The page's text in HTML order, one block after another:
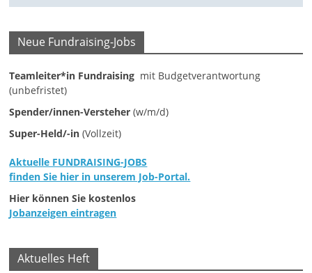
z
i
n
z
i
a
l
Neue Fundraising-Jobs
Teamleiter*in Fundraising mit Budgetverantwortung
(unbefristet)
Spender/innen-Versteher (w/m/d)
Super-Held/-in (Vollzeit)
Aktuelle FUNDRAISING-JOBS
finden Sie hier in unserem Job-Portal.
Hier können Sie kostenlos
Jobanzeigen eintragen
Aktuelles Heft